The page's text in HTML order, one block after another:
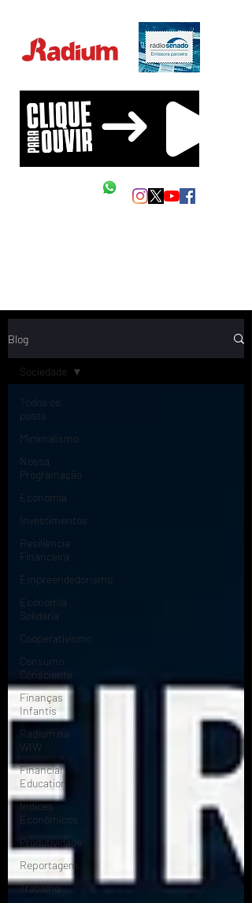
Blog
Todos os
posts
Minimalismo
Nossa
Programação
Economia
Investimentos
Resiliência
Financeira
Empreendedorismo
Economia
Solidária
Cooperativismo
Consumo
Consciente
Finanças
Infantis
Radium na
WIW
Financial
Education
Índices
Econômicos
Produtividade
Reportagem
Trabalho
Sociedade